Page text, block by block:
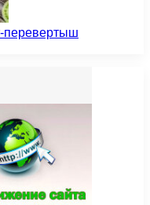
перевертыш